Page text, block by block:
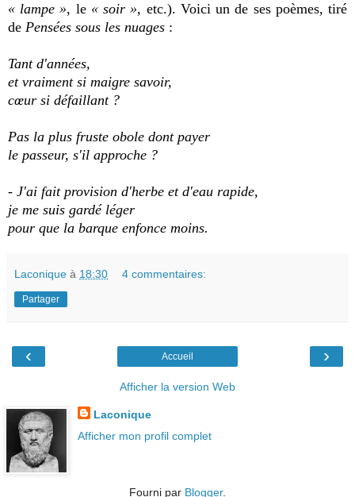
« lampe », le « soir », etc.). Voici un de ses poèmes, tiré
de Pensées sous les nuages :
Tant d'années,
et vraiment si maigre savoir,
cœur si défaillant ?
Pas la plus fruste obole dont payer
le passeur, s'il approche ?
- J'ai fait provision d'herbe et d'eau rapide,
je me suis gardé léger
pour que la barque enfonce moins.
Laconique à 18:30 4 commentaires:
Partager
‹ ›
Accueil
Afficher la version Web
Laconique
Afficher mon profil complet
Fourni par Blogger.